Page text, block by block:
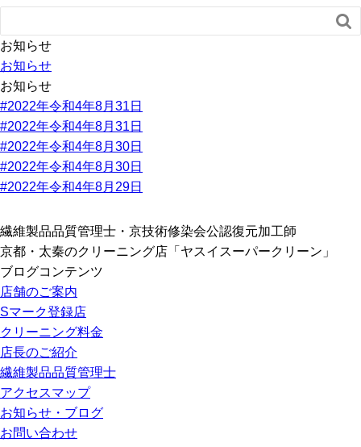

お知らせ
お知らせ
お知らせ
#2022年令和4年8月31日
#2022年令和4年8月31日
#2022年令和4年8月30日
#2022年令和4年8月30日
#2022年令和4年8月29日
繊維製品品質管理士・京技術修染会公認復元加工師
京都・太秦のクリーニング店「ヤスイスーパークリーン」
ブログコンテンツ
店舗のご案内
Sマーク登録店
クリーニング料金
店長のご紹介
繊維製品品質管理士
アクセスマップ
お知らせ・ブログ
お問い合わせ